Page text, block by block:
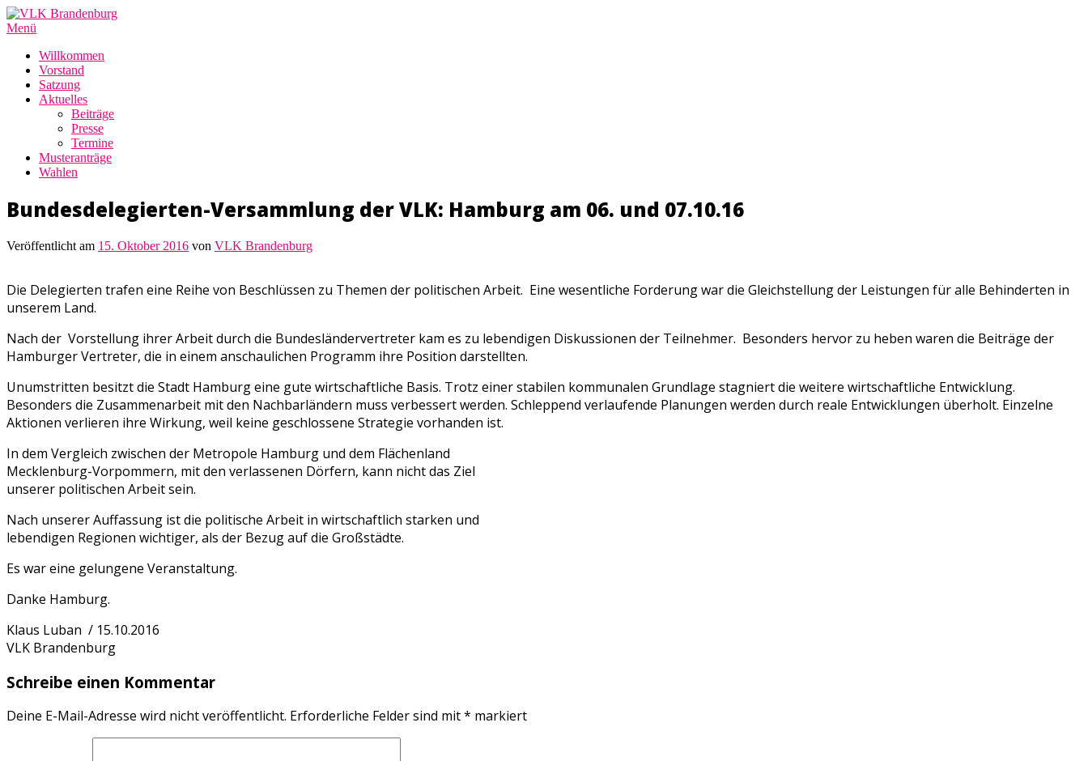
Zum
Inhalt
Menü
Willkommen
Vorstand
Satzung
Aktuelles
Beiträge
Presse
Termine
Musteranträge
Wahlen
Bundesdelegierten-Versammlung der VLK: Hamburg am 06. und 07.10.16
Veröffentlicht am 15. Oktober 2016 von VLK Brandenburg
Die Delegierten trafen eine Reihe von Beschlüssen zu Themen der politischen Arbeit. Eine wesentliche Forderung war die Gleichstellung der Leistungen für alle Behinderten in
unserem Land.
Nach der Vorstellung ihrer Arbeit durch die Bundesländervertreter kam es zu lebendigen Diskussionen der Teilnehmer. Besonders hervor zu heben waren die Beiträge der
Hamburger Vertreter, die in einem anschaulichen Programm ihre Position darstellten.
Unumstritten besitzt die Stadt Hamburg eine gute wirtschaftliche Basis. Trotz einer stabilen kommunalen Grundlage stagniert die weitere wirtschaftliche Entwicklung.
Besonders die Zusammenarbeit mit den Nachbarländern muss verbessert werden. Schleppend verlaufende Planungen werden durch reale Entwicklungen überholt. Einzelne
Aktionen verlieren ihre Wirkung, weil keine geschlossene Strategie vorhanden ist.
In dem Vergleich zwischen der Metropole Hamburg und dem Flächenland
Mecklenburg-Vorpommern, mit den verlassenen Dörfern, kann nicht das Ziel
unserer politischen Arbeit sein.
Nach unserer Auffassung ist die politische Arbeit in wirtschaftlich starken und
lebendigen Regionen wichtiger, als der Bezug auf die Großstädte.
Es war eine gelungene Veranstaltung.
Danke Hamburg.
Klaus Luban / 15.10.2016
VLK Brandenburg
Schreibe einen Kommentar
Deine E-Mail-Adresse wird nicht veröffentlicht. Erforderliche Felder sind mit* markiert